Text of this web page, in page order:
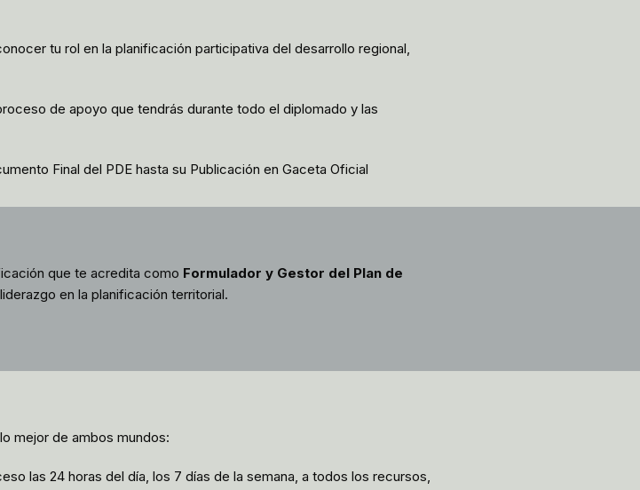
tu rol en la planificación participativa del desarrollo regional,
de apoyo que tendrás durante todo el diplomado y las
Final del PDE hasta su Publicación en Gaceta Oficial
que te acredita como Formulador y Gestor del Plan de
en la planificación territorial.
mejor de ambos mundos:
las 24 horas del día, los 7 días de la semana, a todos los recursos,